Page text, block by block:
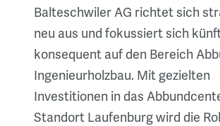
Balteschwiler AG richtet sich
neu aus und fokussiert sich
konsequent auf den Bereich
Ingenieurholzbau. Mit gezielten
Investitionen in das
Standort Laufenburg wird die